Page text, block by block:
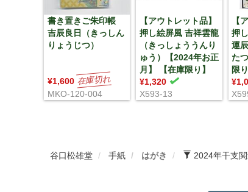
書き置きご朱印帳
吉辰良日（きっしん
りょうじつ）
¥1,600
MKO-120-004
【アウトレット品】
押し絵屏風 吉祥雲龍
（きっしょううんり
ゅう）【2024年お正
月】 【在庫限り】
¥1,320
X593-13
【
押
運
た
限り
谷口松雄堂 手紙 はがき 2024年干支